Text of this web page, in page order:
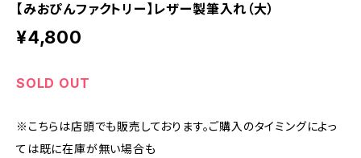
【みおぴんファクトリー】レザー製筆入れ（大）
¥4,800
SOLD OUT
※こちらは店頭でも販売しております。ご購入のタイミングによっ
ては既に在庫が無い場合も